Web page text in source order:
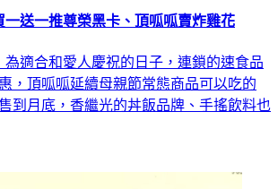
一送一推尊榮黑卡、頂呱呱賣炸雞花
為適合和愛人慶祝的日子，連鎖的速食品
，頂呱呱延續母親節常態商品可以吃的
到月底，香繼光的丼飯品牌、手搖飲料也